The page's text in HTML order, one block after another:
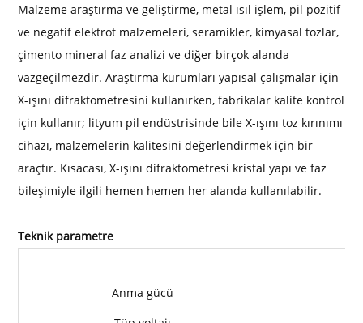
Malzeme araştırma ve geliştirme, metal ısıl işlem, pil pozitif
ve negatif elektrot malzemeleri, seramikler, kimyasal tozlar,
çimento mineral faz analizi ve diğer birçok alanda
vazgeçilmezdir. Araştırma kurumları yapısal çalışmalar için
X-ışını difraktometresini kullanırken, fabrikalar kalite kontrol
için kullanır; lityum pil endüstrisinde bile X-ışını toz kırınımı
cihazı, malzemelerin kalitesini değerlendirmek için bir
araçtır. Kısacası, X-ışını difraktometresi kristal yapı ve faz
bileşimiyle ilgili hemen hemen her alanda kullanılabilir.
Teknik parametre
Anma gücü